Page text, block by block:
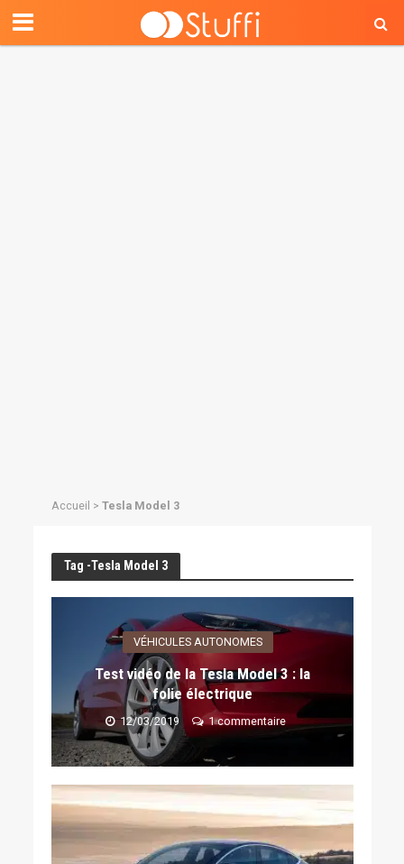
Accueil > Tesla Model 3
Tag -Tesla Model 3
VÉHICULES AUTONOMES
Test vidéo de la Tesla Model 3 : la
folie électrique
12/03/2019 1 commentaire